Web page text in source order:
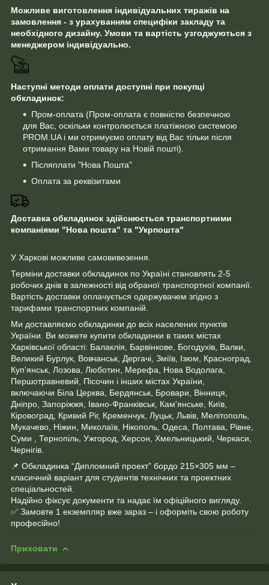
Можливе виготовлення індивідуальних тиражів на
замовлення - з урахуванням специфіки закладу та
необхідного дизайну. Умови та вартість узгоджуються з
менеджером індивідуально.
Наступні методи оплати доступні при покупці
обкладинок:
Пром-оплата (Пром-оплата є повністю безпечною
для Вас, оскільки контролюється платіжною системою
PROM.UA і ми отримуємо оплату від Вас тільки після
отримання Вами товару на Новій пошті).
Післяплати "Нова Пошта"
Оплата за реквізитами
Доставка обкладинок здійснюється транспортними
компаніями "Нова пошта" та "Укрпошта"
У Харкові можливе самовивезення.
Терміни доставки обкладинок по Україні становлять 2-5
робочих днів в залежності від обраної транспортної компанії.
Вартість доставки оплачується одержувачем згідно з
тарифами транспортних компаній.
Ми доставляємо обкладинки до всіх населених пунктів
України. Ви можете купити обкладинки в таких містах
Харківської області: Балаклія, Барвінкове, Богодухів, Валки,
Великий Бурлук, Вовчанськ, Дергачі, Зміїв, Ізюм, Красноград,
Куп'янськ, Лозова, Люботин, Мерефа, Нова Водолага,
Першотравневий, Пісочин і інших містах України,
включаючи Біла Церква, Бердянськ, Бровари, Вінниця,
Дніпро, Запоріжжя, Івано-Франківськ, Кам'янське, Київ,
Кіровоград, Кривий Ріг, Кременчук, Луцьк, Львів, Мелітополь,
Мукачево, Ніжин, Миколаїв, Нікополь, Одеса, Полтава, Рівне,
Суми , Тернопіль, Ужгород, Херсон, Хмельницький, Черкаси,
Чернігів.
📌 Обкладинка “Дипломний проект” бордо 215×305 мм –
класичний варіант для студентів технічних та проектних
спеціальностей.
Надійно фіксує документи та надає їм офіційного вигляду.
✅ Замовте 1 екземпляр вже зараз – і оформіть свою роботу
професійно!
Приховати